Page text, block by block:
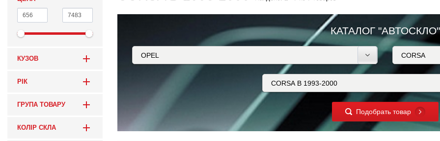
КУЗОВ
РІК
ГРУПА ТОВАРУ
КОЛІР СКЛА
КАТАЛОГ "АВТОСКЛО"
Подобрать товар